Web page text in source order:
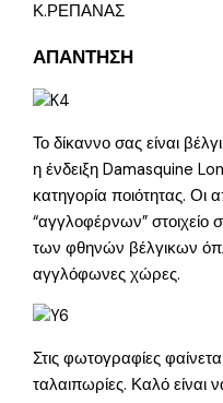
Κ.ΡΕΠΑΝΑΣ
ΑΠΑΝΤΗΣΗ
Το δίκαννο σας είναι
η ένδειξη Damasquine
κατηγορία ποιότητας. Οι
“αγγλοφέρνων” στοιχείο
των φθηνών βέλγικων
αγγλόφωνες χώρες.
Στις φωτογραφίες
ταλαιπωρίες. Καλό είναι